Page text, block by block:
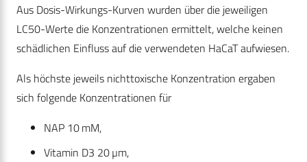
Aus Dosis-Wirkungs-Kurven wurden über die jeweiligen
LC50-Werte die Konzentrationen ermittelt, welche keinen
schädlichen Einfluss auf die verwendeten HaCaT aufwiesen.
Als höchste jeweils nichttoxische Konzentration ergaben
sich folgende Konzentrationen für
NAP 10 mM,
Vitamin D3 20 µm,